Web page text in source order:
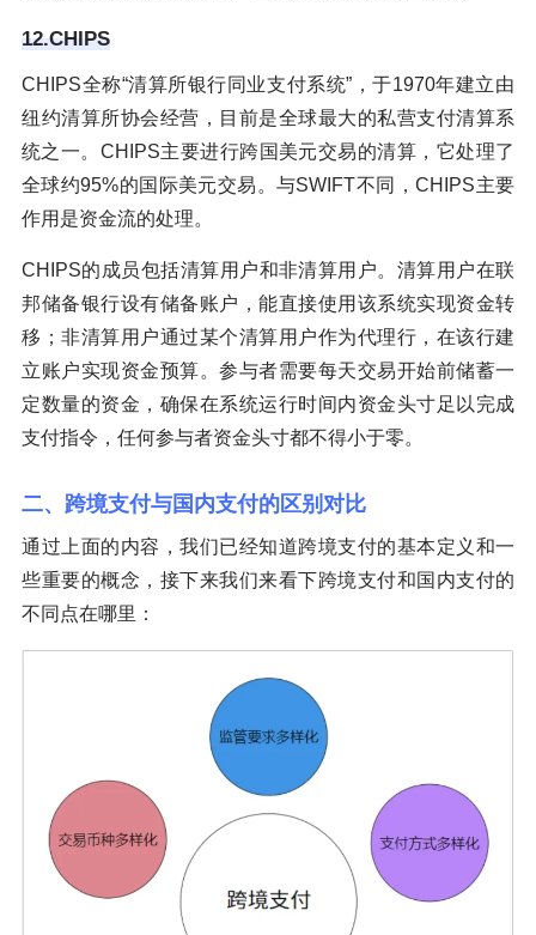
12.CHIPS
CHIPS全称“清算所银行同业支付系统”，于1970年建立由
纽约清算所协会经营，目前是全球最大的私营支付清算系
统之一。CHIPS主要进行跨国美元交易的清算，它处理了
全球约95%的国际美元交易。与SWIFT不同，CHIPS主要
作用是资金流的处理。
CHIPS的成员包括清算用户和非清算用户。清算用户在联
邦储备银行设有储备账户，能直接使用该系统实现资金转
移；非清算用户通过某个清算用户作为代理行，在该行建
立账户实现资金预算。参与者需要每天交易开始前储蓄一
定数量的资金，确保在系统运行时间内资金头寸足以完成
支付指令，任何参与者资金头寸都不得小于零。
二、跨境支付与国内支付的区别对比
通过上面的内容，我们已经知道跨境支付的基本定义和一
些重要的概念，接下来我们来看下跨境支付和国内支付的
不同点在哪里：